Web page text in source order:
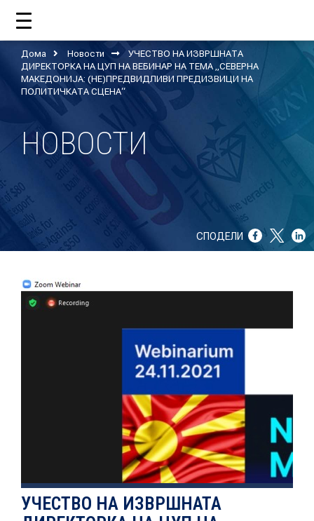
ДОМА
ШТО РАБОТИ ЦУП?
НАШИОТ ТИМ
НАШИ ПОДДРЖУВАЧИ
ГОДИШНИ ИЗВЕШТАИ
ИСО 9001
ЕВОЛВ
Дома Новости
УЧЕСТВО НА ИЗВРШНАТА
ДИРЕКТОРКА НА ЦУП НА ВЕБИНАР НА ТЕМА „СЕВЕРНА
МАКЕДОНИЈА: (НЕ)ПРЕДВИДЛИВИ ПРЕДИЗВИЦИ НА
ПОЛИТИЧКАТА СЦЕНА“
НОВОСТИ
СПОДЕЛИ
УЧЕСТВО НА ИЗВРШНАТА